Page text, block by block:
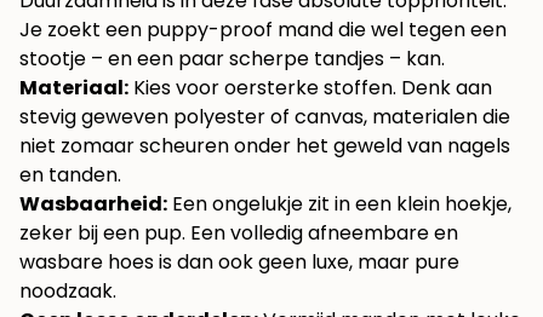
Je zoekt een puppy-proof mand die wel tegen een
stootje – en een paar scherpe tandjes – kan.
Materiaal: Kies voor oersterke stoffen. Denk aan
stevig geweven polyester of canvas, materialen die
niet zomaar scheuren onder het geweld van nagels
en tanden.
Wasbaarheid: Een ongelukje zit in een klein hoekje,
zeker bij een pup. Een volledig afneembare en
wasbare hoes is dan ook geen luxe, maar pure
noodzaak.